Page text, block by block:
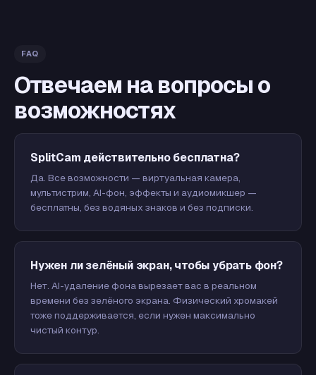
FAQ
Отвечаем на вопросы о
возможностях
SplitCam действительно бесплатна?
Да. Все возможности — виртуальная камера,
мультистрим, AI-фон, эффекты и аудиомикшер —
бесплатны, без водяных знаков и без подписки.
Нужен ли зелёный экран, чтобы убрать фон?
Нет. AI-удаление фона вырезает вас в реальном
времени без зелёного экрана. Физический хромакей
тоже поддерживается, если нужен максимально
чистый контур.